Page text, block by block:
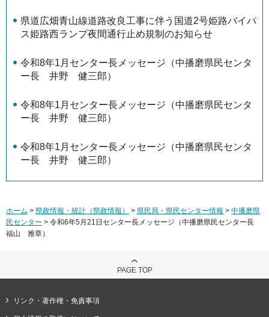
県道広畑青山線道路改良工事に伴う国道2号姫路バイパ
ス姫路西ランプ夜間通行止め規制のお知らせ
令和8年1月センター長メッセージ（中播磨県民センタ
ー長 井野 健三郎）
令和8年1月センター長メッセージ（中播磨県民センタ
ー長 井野 健三郎）
令和8年1月センター長メッセージ（中播磨県民センタ
ー長 井野 健三郎）
ホーム > 県政情報・統計（県政情報） > 県民局・県民センター情報 > 中播磨県
民センター > 令和6年5月21日センター長メッセージ（中播磨県民センター長
福山 雅章）
PAGE TOP
リンク・著作権・免責事項